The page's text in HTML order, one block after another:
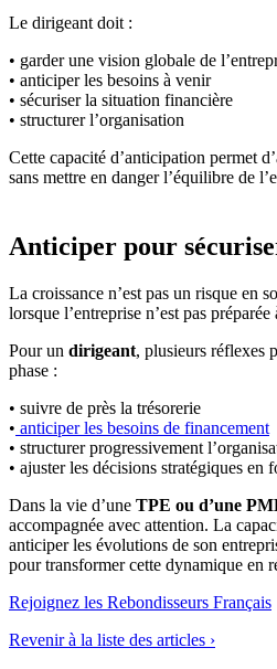
Le dirigeant doit :
• garder une vision globale de
• anticiper les besoins à venir
• sécuriser la situation financière
• structurer l’organisation
Cette capacité d’anticipation permet
sans mettre en danger l’équilibre de
Anticiper pour
La croissance n’est pas un risque en
lorsque l’entreprise n’est pas préparée
Pour un dirigeant, plusieurs réflexes
phase :
• suivre de près la trésorerie
• anticiper les besoins de financement
• structurer progressivement
• ajuster les décisions stratégiques en
Dans la vie d’une TPE ou d’une
accompagnée avec attention. La
anticiper les évolutions de son
pour transformer cette dynamique en
Rejoignez les Rebondisseurs Français
Revenir à la liste des articles ›